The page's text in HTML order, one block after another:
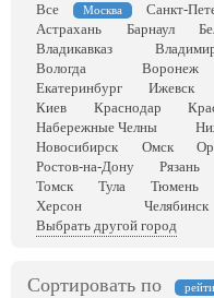
Все Москва Санкт-
Астрахань
Барнаул
Владикавказ
Вологда
Воронеж
Екатеринбург
Ижевск
Киев
Краснодар
Набережные Челны
Новосибирск
Омск
Ростов-на-Дону
Рязань
Томск
Тула Тюмень
Херсон
Челябинск
Выбрать другой город
Сортировать по